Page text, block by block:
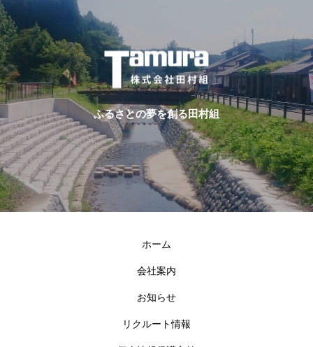
ふるさとの夢を創る田村組
ホーム
会社案内
お知らせ
リクルート情報